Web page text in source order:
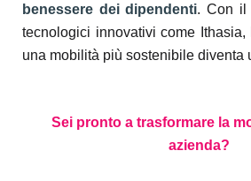
benessere dei dipendenti. Con il
tecnologici innovativi come
una mobilità più sostenibile diventa
Sei pronto a trasformare la
azienda?